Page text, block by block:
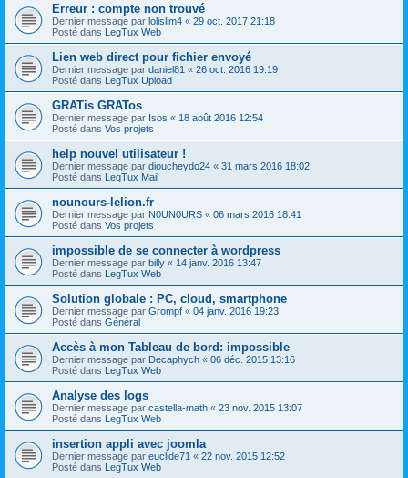
Erreur : compte non trouvé
Dernier message par lolislim4 « 29 oct. 2017 21:18
Posté dans LegTux Web
Lien web direct pour fichier envoyé
Dernier message par daniel81 « 26 oct. 2016 19:19
Posté dans LegTux Upload
GRATis GRATos
Dernier message par Isos « 18 août 2016 12:54
Posté dans Vos projets
help nouvel utilisateur !
Dernier message par dioucheydo24 « 31 mars 2016 18:02
Posté dans LegTux Mail
nounours-lelion.fr
Dernier message par N0UN0URS « 06 mars 2016 18:41
Posté dans Vos projets
impossible de se connecter à wordpress
Dernier message par billy « 14 janv. 2016 13:47
Posté dans LegTux Web
Solution globale : PC, cloud, smartphone
Dernier message par Grompf « 04 janv. 2016 19:23
Posté dans Général
Accès à mon Tableau de bord: impossible
Dernier message par Decaphych « 06 déc. 2015 13:16
Posté dans LegTux Web
Analyse des logs
Dernier message par castella-math « 23 nov. 2015 13:07
Posté dans LegTux Web
insertion appli avec joomla
Dernier message par euclide71 « 22 nov. 2015 12:52
Posté dans LegTux Web